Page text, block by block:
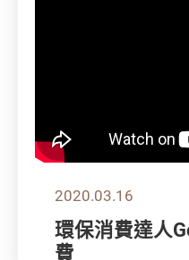
2020.03.16
環保消費達人
費